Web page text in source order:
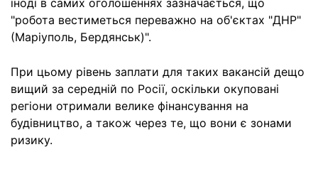
іноді в самих оголошеннях зазначається, що
"робота вестиметься переважно на об'єктах "ДНР"
(Маріуполь, Бердянськ)".
При цьому рівень заплати для таких вакансій дещо
вищий за середній по Росії, оскільки окуповані
регіони отримали велике фінансування на
будівництво, а також через те, що вони є зонами
ризику.